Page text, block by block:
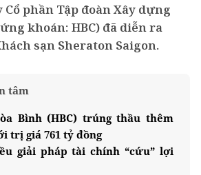
phần Tập đoàn Xây dựng
khoán: HBC) đã diễn ra
sạn Sheraton Saigon.
tâm
Bình (HBC) trúng thầu thêm
trị giá 761 tỷ đồng
giải pháp tài chính “cứu” lợi